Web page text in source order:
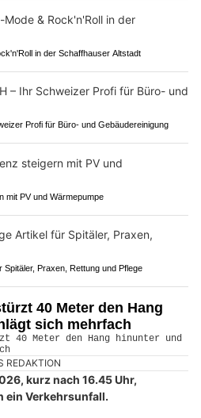
in der Schaffhauser Altstadt
Profi für Büro- und Gebäudereinigung
mit PV und Wärmepumpe
Praxen, Rettung und Pflege
40 Meter den Hang
sich mehrfach
REDAKTION
kurz nach 16.45 Uhr,
ein Verkehrsunfall.